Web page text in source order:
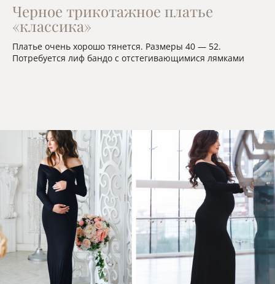
Черное трикотажное платье
«классика»
Платье очень хорошо тянется. Размеры 40 — 52.
Потребуется лиф бандо с отстегивающимися лямками